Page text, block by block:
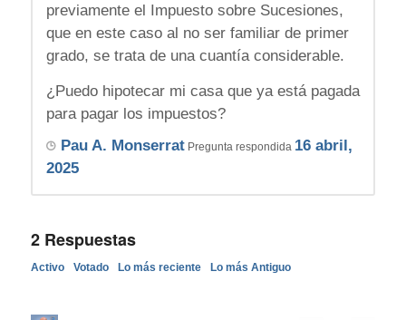
previamente el Impuesto sobre Sucesiones,
que en este caso al no ser familiar de primer
grado, se trata de una cuantía considerable.
¿Puedo hipotecar mi casa que ya está pagada
para pagar los impuestos?
Pau A. MonserratPregunta respondida 16 abril,
2025
2Respuestas
Activo Votado Lo más reciente Lo más Antiguo